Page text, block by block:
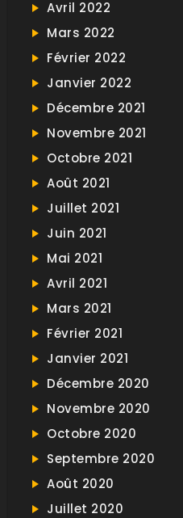
Avril 2022
Mars 2022
Février 2022
Janvier 2022
Décembre 2021
Novembre 2021
Octobre 2021
Août 2021
Juillet 2021
Juin 2021
Mai 2021
Avril 2021
Mars 2021
Février 2021
Janvier 2021
Décembre 2020
Novembre 2020
Octobre 2020
Septembre 2020
Août 2020
Juillet 2020